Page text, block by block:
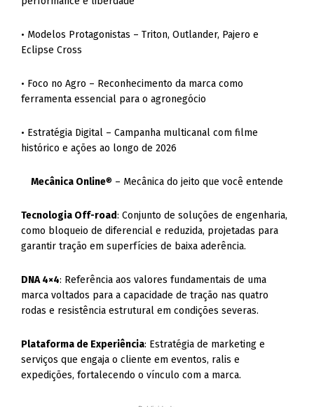
• Modelos Protagonistas – Triton, Outlander, Pajero e
Eclipse Cross
• Foco no Agro – Reconhecimento da marca como
ferramenta essencial para o agronegócio
• Estratégia Digital – Campanha multicanal com filme
histórico e ações ao longo de 2026
Mecânica Online® – Mecânica do jeito que você entende
Tecnologia Off-road: Conjunto de soluções de engenharia,
como bloqueio de diferencial e reduzida, projetadas para
garantir tração em superfícies de baixa aderência.
DNA 4×4: Referência aos valores fundamentais de uma
marca voltados para a capacidade de tração nas quatro
rodas e resistência estrutural em condições severas.
Plataforma de Experiência: Estratégia de marketing e
serviços que engaja o cliente em eventos, ralis e
expedições, fortalecendo o vínculo com a marca.